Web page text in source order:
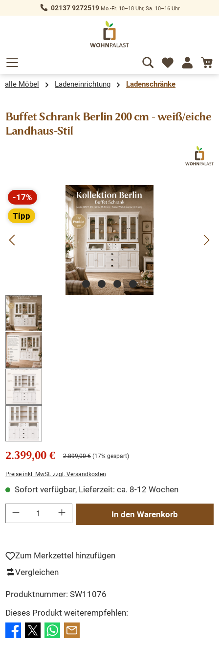
springen 02137 9272519Mo.-Fr. 10–18 Uhr, Sa. 10–16 Uhr
alle Möbel Ladeneinrichtung Ladenschränke
Buffet Schrank Berlin 200 cm - weiß/eiche
Landhaus-Stil
Bildergalerie überspringen
-17%
Rabatt
Tipp
2.399,00 € 2.899,00 € (17% gespart)
Preise inkl. MwSt. zzgl. Versandkosten
Sofort verfügbar, Lieferzeit: ca. 8-12 Wochen
Produkt Anzahl: Gib den gewünschten Wert ein oder benutze die Schaltflächen
In den Warenkorb
Zum Merkzettel hinzufügen
Vergleichen
Produktnummer: SW11076
Dieses Produkt weiterempfehlen: